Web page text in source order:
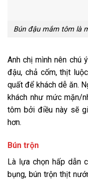
Bún đậu mắm tôm là
Anh chị mình nên chú
đậu, chả cốm, thịt
quất để khách dễ ăn.
khách như mức mặn/
tôm bởi điều này sẽ
hơn.
Bún trộn
Là lựa chọn hấp dẫn
bụng, bún trộn thịt